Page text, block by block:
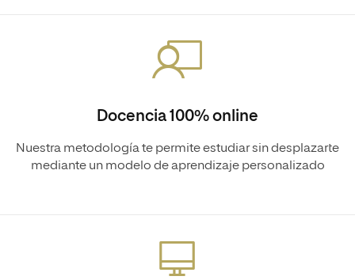
Docencia 100% online
Nuestra metodología te permite estudiar sin desplazarte
mediante un modelo de aprendizaje personalizado